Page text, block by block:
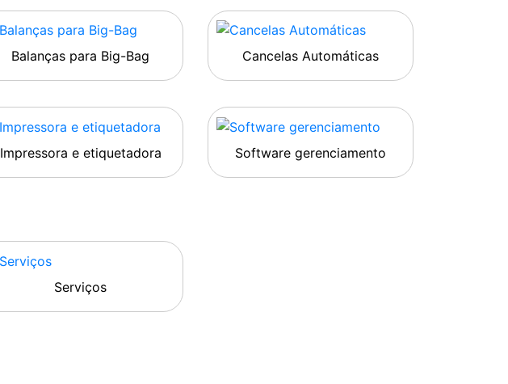
Balanças para Big-Bag Cancelas Automáticas
Impressora e etiquetadora Software gerenciamento
Serviços